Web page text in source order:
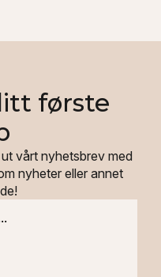
første
vårt nyhetsbrev med
nyheter eller annet